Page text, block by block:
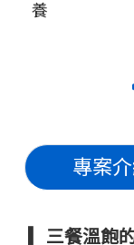
養
專案
▎三餐溫飽的幸福 ▎支持中途